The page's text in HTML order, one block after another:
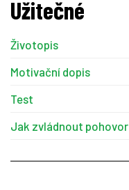
Užitečné
Životopis
Motivační dopis
Test
Jak zvládnout pohovor